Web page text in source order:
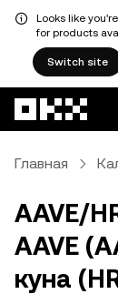
Looks like
for products
Switch site
Главная
AAVE/
AAVE
куна